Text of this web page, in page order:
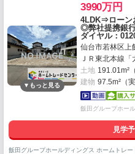
3990万円
4LDK⇒ローン
◎弊社提携銀
ダイヤル：
仙台市若林区上
ＪＲ東北本線
土地 191.01m²
建物 97.5m²（実
飯田グループホー
見学
飯田グループホールディングス ホームトレ